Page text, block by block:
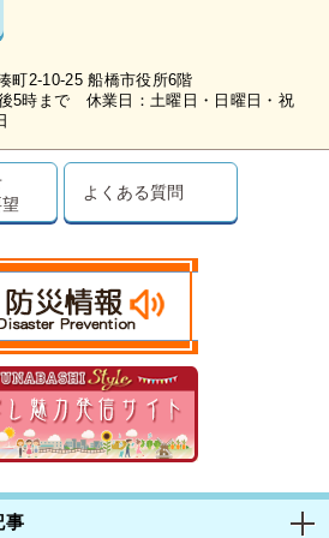
町2-10-25 船橋市役所6階
5時まで 休業日：土曜日・日曜日・祝
よくある質問
事